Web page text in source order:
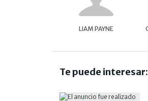
LIAM PAYNE
Te puede interesar: